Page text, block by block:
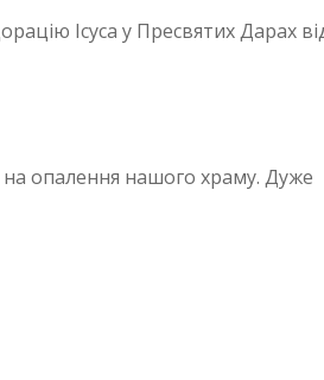
Ісуса у Пресвятих Дарах
на опалення нашого храму. Дуже